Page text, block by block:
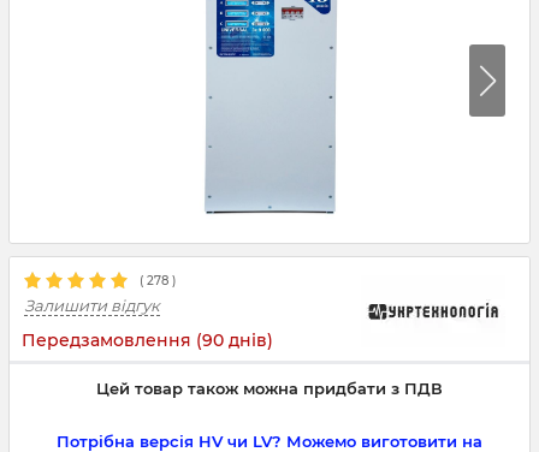
( 278 )
Залишити відгук
Передзамовлення (90 днів)
Цей товар також можна придбати з ПДВ
Потрібна версія HV чи LV? Можемо виготовити на